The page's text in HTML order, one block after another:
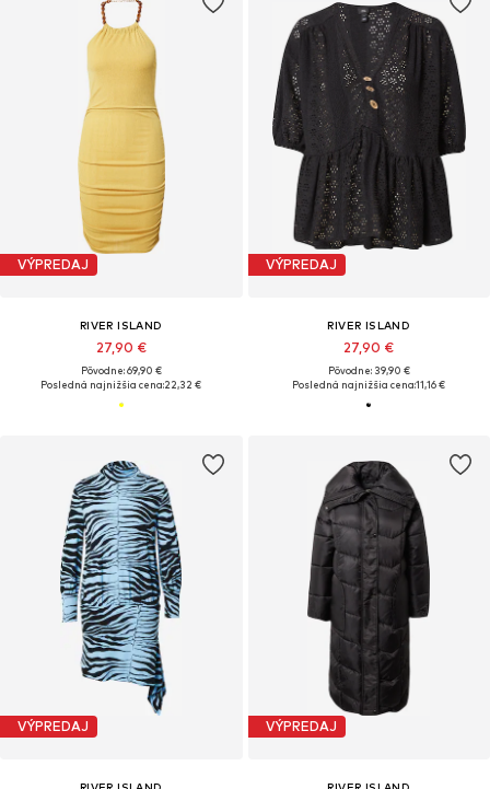
VÝPREDAJ
RIVER ISLAND
27,90 €
Pôvodne: 69,90 €
Posledná najnižšia cena:22,32 €
VÝPREDAJ
RIVER ISLAND
27,90 €
Pôvodne: 39,90 €
Posledná najnižšia cena:11,16 €
VÝPREDAJ VÝPREDAJ